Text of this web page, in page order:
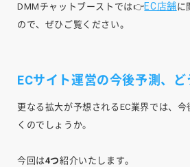
DMMチャットブーストでは👉EC店舗に
ので、ぜひご覧ください。
ECサイト運営の今後予測、ど
更なる拡大が予想されるEC業界では、
くのでしょうか。
今回は4つ紹介いたします。